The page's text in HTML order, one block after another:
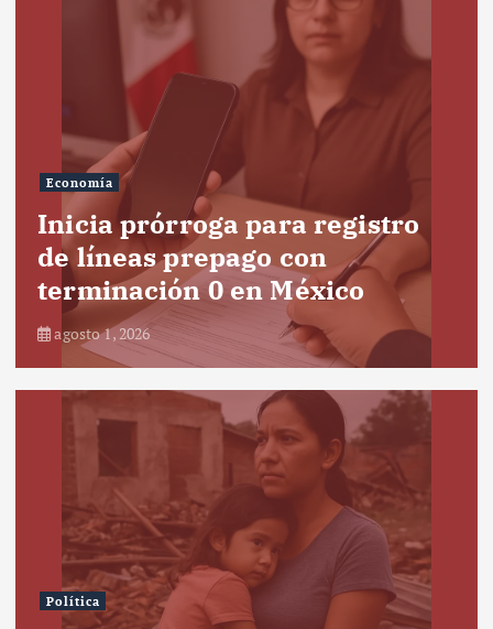
Economía
Inicia prórroga para registro
de líneas prepago con
terminación 0 en México
agosto 1, 2026
Política